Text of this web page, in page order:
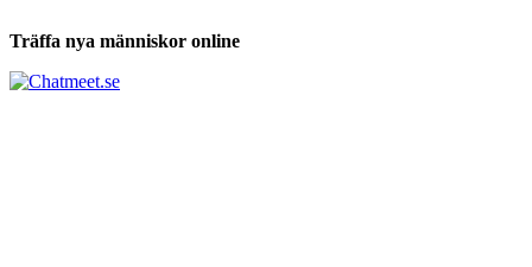
Tabs och ackord för både bas och gitarr
Träffa nya människor online